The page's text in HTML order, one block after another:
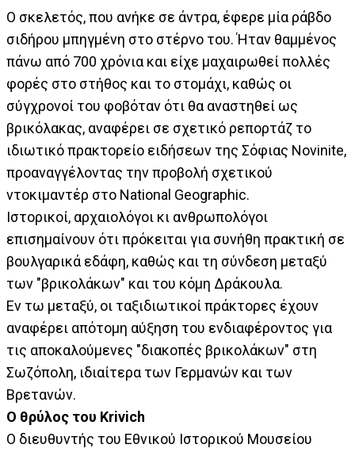
Ο σκελετός, που ανήκε σε άντρα, έφερε μία ράβδο
σιδήρου μπηγμένη στο στέρνο του. Ήταν θαμμένος
πάνω από 700 χρόνια και είχε μαχαιρωθεί πολλές
φορές στο στήθος και το στομάχι, καθώς οι
σύγχρονοί του φοβόταν ότι θα αναστηθεί ως
βρικόλακας, αναφέρει σε σχετικό ρεπορτάζ το
ιδιωτικό πρακτορείο ειδήσεων της Σόφιας Novinite,
προαναγγέλοντας την προβολή σχετικού
ντοκιμαντέρ στο National Geographic.
Ιστορικοί, αρχαιολόγοι κι ανθρωπολόγοι
επισημαίνουν ότι πρόκειται για συνήθη πρακτική σε
βουλγαρικά εδάφη, καθώς και τη σύνδεση μεταξύ
των "βρικολάκων" και του κόμη Δράκουλα.
Εν τω μεταξύ, οι ταξιδιωτικοί πράκτορες έχουν
αναφέρει απότομη αύξηση του ενδιαφέροντος για
τις αποκαλούμενες "διακοπές βρικολάκων" στη
Σωζόπολη, ιδιαίτερα των Γερμανών και των
Βρετανών.
Ο θρύλος του Krivich
Ο διευθυντής του Εθνικού Ιστορικού Μουσείου